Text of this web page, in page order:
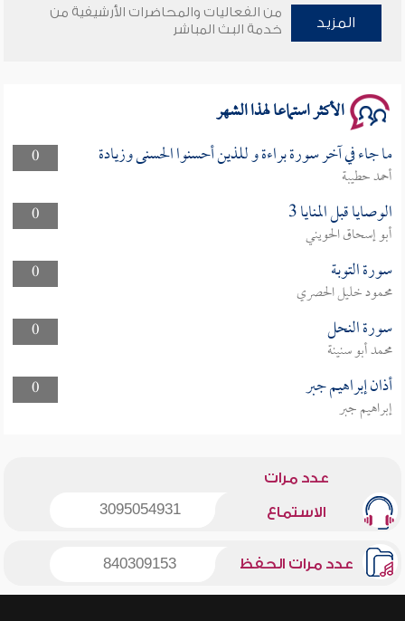
وأمنهم من خوف 9
المزيد
من الفعاليات والمحاضرات الأرشيفية من
خدمة البث المباشر
الأكثر استماعا لهذا الشهر
0 ما جاء في آخر سورة براءة و للذين أحسنوا الحسنى وزيادة
أحمد حطيبة
0
الوصايا قبل المنايا 3
أبو إسحاق الحويني
0
سورة التوبة
محمود خليل الحصري
0
سورة النحل
محمد أبو سنينة
0
أذان إبراهيم جبر
إبراهيم جبر
عدد مرات
الاستماع 3095054931
عدد مرات الحفظ 840309153